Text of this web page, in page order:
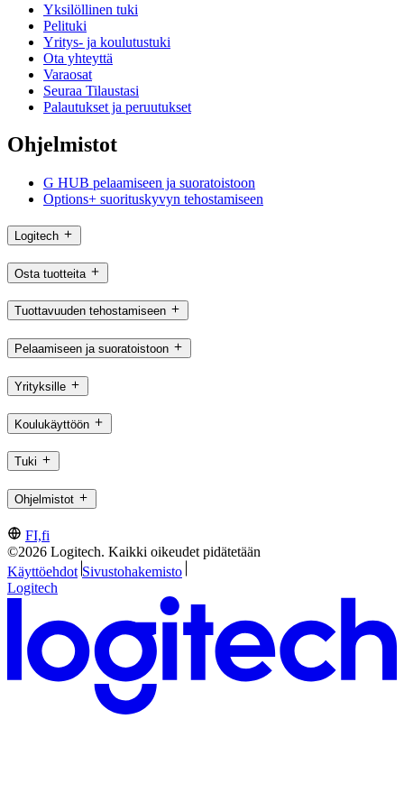
Yksilöllinen tuki
Pelituki
Yritys- ja koulutustuki
Ota yhteyttä
Varaosat
Seuraa Tilaustasi
Palautukset ja peruutukset
Ohjelmistot
G HUB pelaamiseen ja suoratoistoon
Options+ suorituskyvyn tehostamiseen
Logitech
Osta tuotteita
Tuottavuuden tehostamiseen
Pelaamiseen ja suoratoistoon
Yrityksille
Koulukäyttöön
Tuki
Ohjelmistot
FI,fi
©2026 Logitech. Kaikki oikeudet pidätetään
Käyttöehdot Sivustohakemisto
Logitech